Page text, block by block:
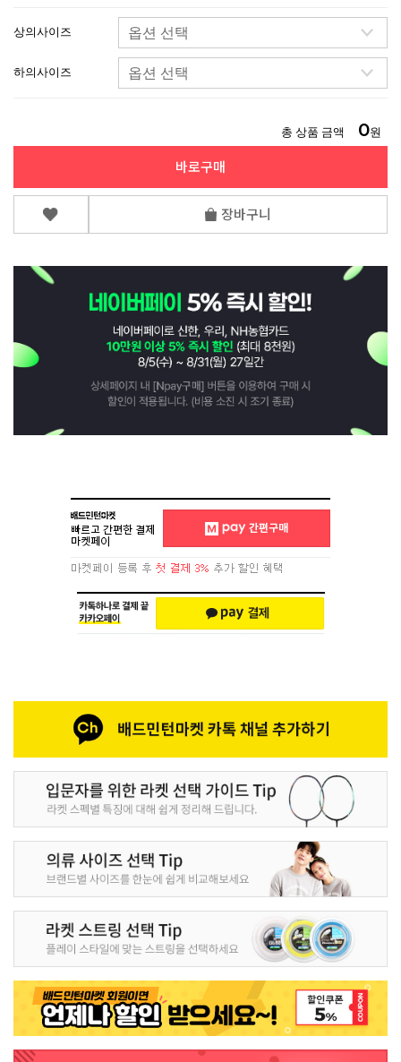
상의사이즈
하의사이즈
총 상품 금액 0원
바로구매
장바구니